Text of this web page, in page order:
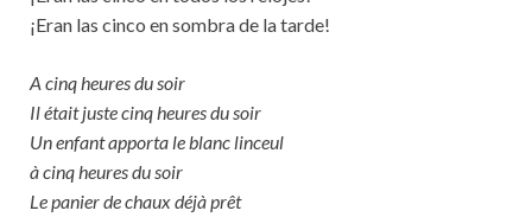
¡Eran las cinco en sombra de la tarde!
A cinq heures du soir
Il était juste cinq heures du soir
Un enfant apporta le blanc linceul
à cinq heures du soir
Le panier de chaux déjà prêt